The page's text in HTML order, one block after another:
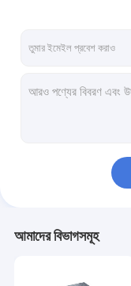
আমাদের বিভাগসমূহ